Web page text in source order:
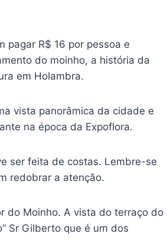
pagar R$ 16 por pessoa e
do moinho, a história da
em Holambra.
vista panorâmica da cidade e
na época da Expoflora.
ser feita de costas. Lembre-se
redobrar a atenção.
do Moinho. A vista do terraço do
Sr Gilberto que é um dos